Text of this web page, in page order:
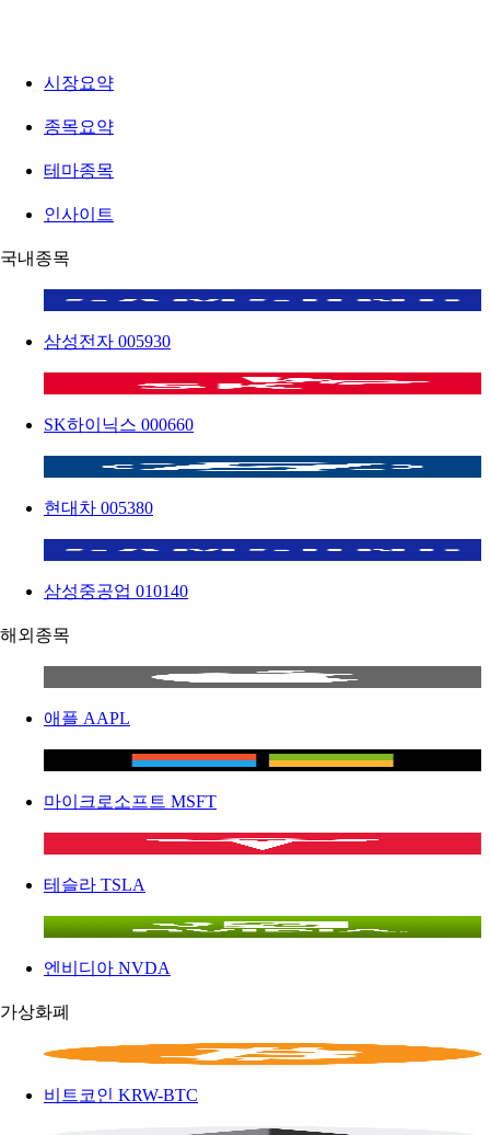
시장요약
종목요약
테마종목
인사이트
국내종목
삼성전자 005930
SK하이닉스 000660
현대차 005380
삼성중공업 010140
해외종목
애플 AAPL
마이크로소프트 MSFT
테슬라 TSLA
엔비디아 NVDA
가상화폐
비트코인 KRW-BTC